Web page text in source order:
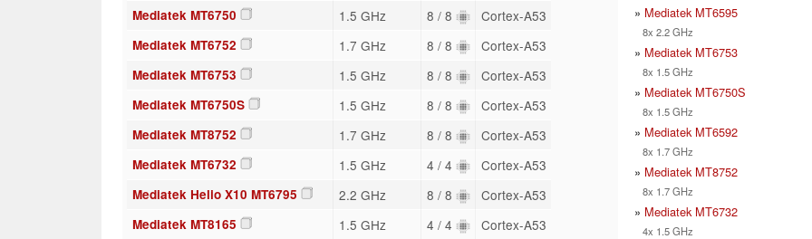
Mediatek MT6750 1.5 GHz 8 / 8 Cortex-A53
Mediatek MT6752 1.7 GHz 8 / 8 Cortex-A53
Mediatek MT6753 1.5 GHz 8 / 8 Cortex-A53
Mediatek MT6750S 1.5 GHz 8 / 8 Cortex-A53
Mediatek MT8752 1.7 GHz 8 / 8 Cortex-A53
Mediatek MT6732 1.5 GHz 4 / 4 Cortex-A53
Mediatek Helio X10 MT6795 2.2 GHz 8 / 8 Cortex-A53
Mediatek MT8165 1.5 GHz 4 / 4 Cortex-A53
» Mediatek MT6595
8x 2.2 GHz
» Mediatek MT6753
8x 1.5 GHz
» Mediatek MT6750S
8x 1.5 GHz
» Mediatek MT6592
8x 1.7 GHz
» Mediatek MT8752
8x 1.7 GHz
» Mediatek MT6732
4x 1.5 GHz